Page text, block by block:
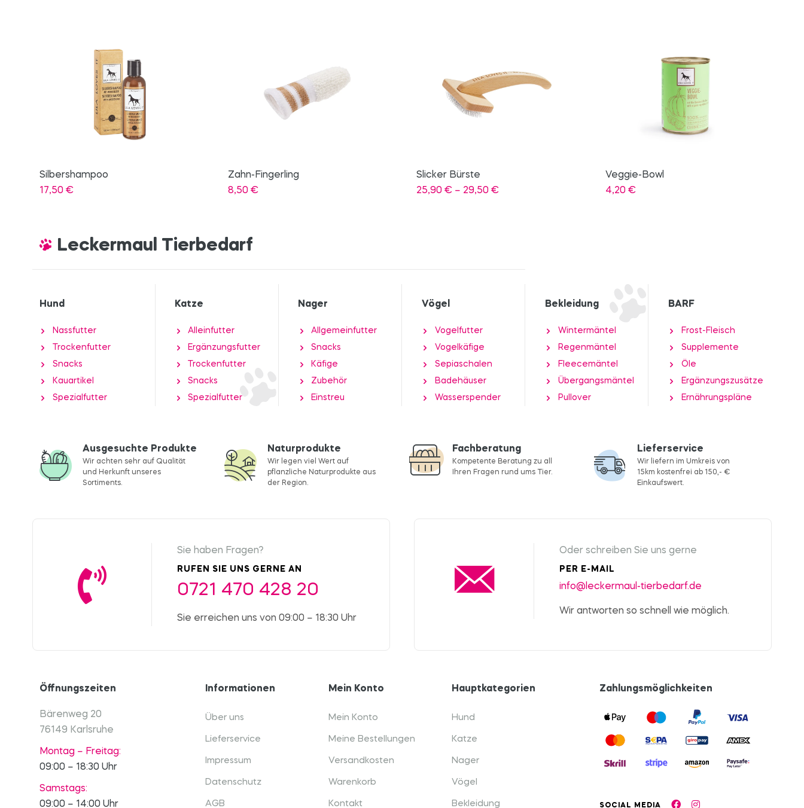
Zahn-Fingerling
8,50€
Slicker Bürste
25,90€
Veggie-Bowl
4,20€
Bio-Putenwürstel
15,50€
Leckermaul Tierbedarf
Hund
Nassfutter
Trockenfutter
Snacks
Kauartikel
Spezialfutter
Katze
Alleinfutter
Ergänzungsfutter
Trockenfutter
Snacks
Spezialfutter
Nager
Allgemeinfutter
Snacks
Käfige
Zubehör
Einstreu
Vögel
Vogelfutter
Vogelkäfige
Sepiaschalen
Badehäuser
Wasserspender
Bekleidung
Wintermäntel
Regenmäntel
Fleecemäntel
Übergangsmäntel
Pullover
BARF
Frost-Fleisch
Supplemente
Öle
Ergänzungszusätze
Ernährungspläne
Ausgesuchte Produkte
Wir achten sehr auf Qualität
und Herkunft unseres
Sortiments.
Naturprodukte
Wir legen viel Wert auf
pflanzliche Naturprodukte aus
der Region.
Fachberatung
Kompetente Beratung zu all
Ihren Fragen rund ums Tier.
Lieferservice
Wir liefern im Umkreis von
15km kostenfrei ab 150,- €
Einkaufswert.
Sie haben Fragen?
RUFEN SIE UNS GERNE AN
0721 470 428 20
Sie erreichen uns von 09:00 – 18:30 Uhr
Oder schreiben Sie uns gerne
PER E-MAIL
info@leckermaul-tierbedarf.de
Wir antworten so schnell wie möglich.
Öffnungszeiten
Bärenweg 20
76149 Karlsruhe
Montag – Freitag:
09:00 – 18:30 Uhr
Samstags:
09:00 – 14:00 Uhr
Informationen
Über uns
Lieferservice
Impressum
Datenschutz
AGB
Mein Konto
Mein Konto
Meine Bestellungen
Versandkosten
Warenkorb
Kontakt
Hauptkategorien
Hund
Katze
Nager
Vögel
Bekleidung
Zahlungsmöglichkeiten
SOCIAL MEDIA